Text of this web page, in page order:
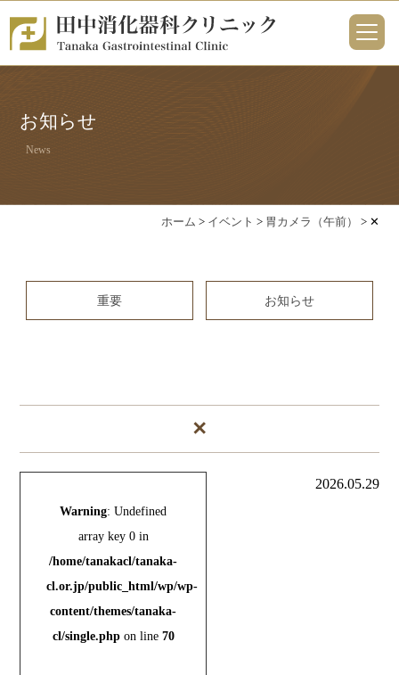
お知らせ
News
ホーム > イベント > 胃カメラ（午前） > ✕
重要 お知らせ
✕
Warning: Undefined
array key 0 in
/home/tanakacl/tanaka-
cl.or.jp/public_html/wp/wp-
content/themes/tanaka-
cl/single.phpon line 70
2026.05.29